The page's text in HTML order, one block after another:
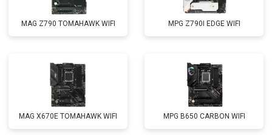
MAG Z790 TOMAHAWK WIFI MPG Z790I EDGE WIFI
MAG X670E TOMAHAWK WIFI MPG B650 CARBON WIFI